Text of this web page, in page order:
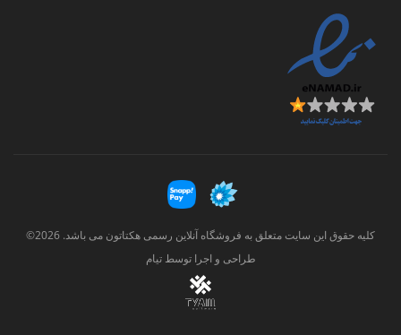
کلیه حقوق این سایت متعلق به فروشگاه آنلاین رسمی هکتاتون می باشد. 2026©
طراحی و اجرا توسطتیام